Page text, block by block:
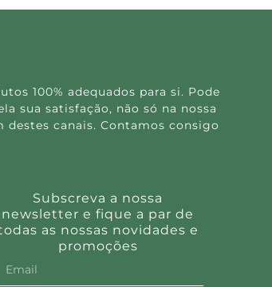
100% adequados para si. Pode
sua satisfação, não só na nossa
canais. Contamos consigo
Subscreva a nossa
newsletter e fique a par de
as nossas novidades e
promoções